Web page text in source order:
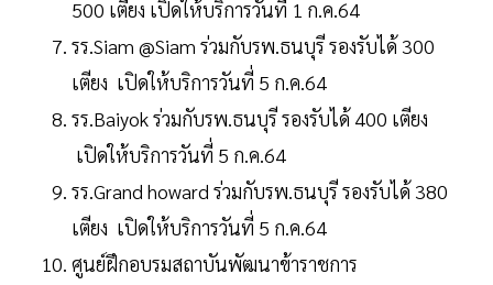
500 เตียง เปิดให้บริการวันที่ 1 ก.ค.64
รร.Siam @Siam ร่วมกับรพ.ธนบุรี รองรับได้ 300
เตียง เปิดให้บริการวันที่ 5 ก.ค.64
รร.Baiyok ร่วมกับรพ.ธนบุรี รองรับได้ 400 เตียง
เปิดให้บริการวันที่ 5 ก.ค.64
รร.Grand howard ร่วมกับรพ.ธนบุรี รองรับได้ 380
เตียง เปิดให้บริการวันที่ 5 ก.ค.64
ศูนย์ฝึกอบรมสถาบันพัฒนาข้าราชการ